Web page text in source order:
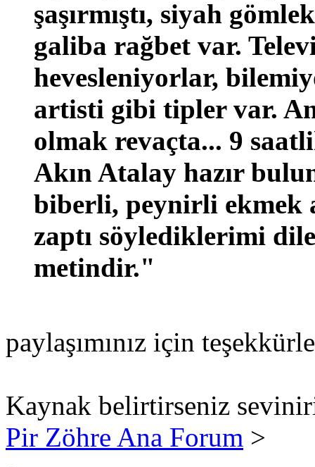
şaşırmıştı, siyah
galiba rağbet var.
hevesleniyorlar,
artisti gibi tipler var.
olmak revaçta... 9
Akın Atalay hazır
biberli, peynirli ekmek
zaptı söylediklerimi
metindir."
paylaşımınız için
Kaynak belirtirseniz
Pir Zöhre Ana Forum >